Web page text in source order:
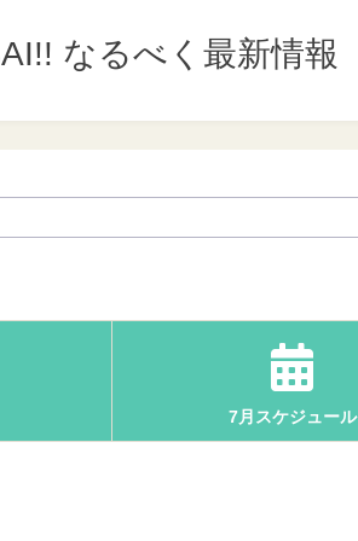
なるべく最新情報
7月スケジュール